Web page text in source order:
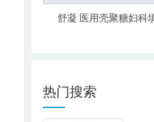
舒凝 医用壳聚糖妇科
热门搜索